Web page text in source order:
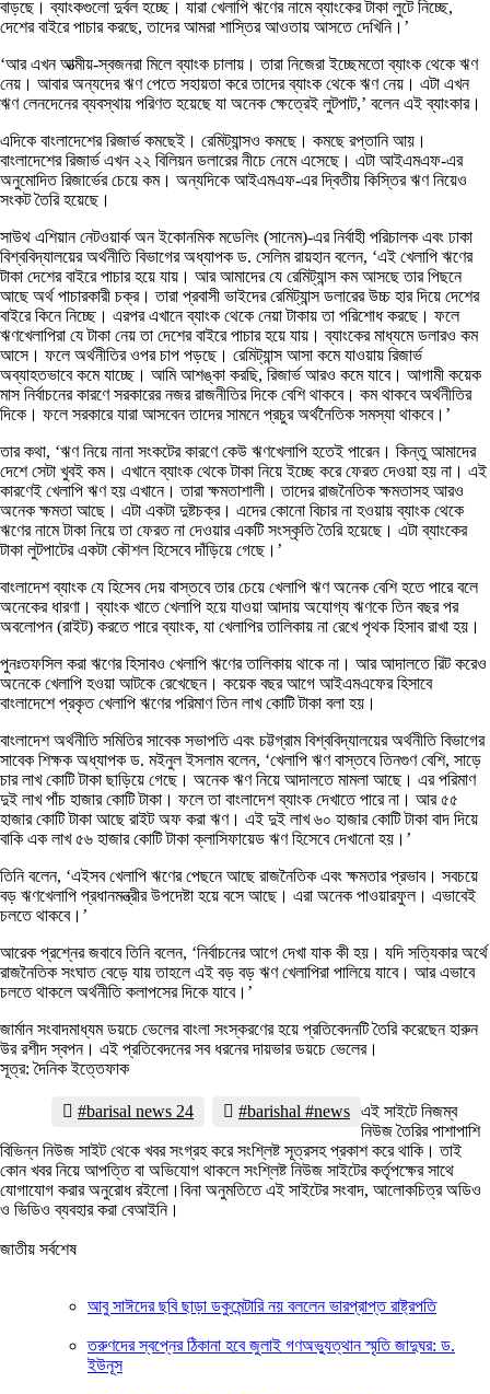
বাড়ছে। ব্যাংকগুলো দুর্বল হচ্ছে। যারা খেলাপি ঋণের নামে ব্যাংকের টাকা লুটে নিচ্ছে,
দেশের বাইরে পাচার করছে, তাদের আমরা শাস্তির আওতায় আসতে দেখিনি।’
‘আর এখন আত্মীয়-স্বজনরা মিলে ব্যাংক চালায়। তারা নিজেরা ইচ্ছেমতো ব্যাংক থেকে ঋণ
নেয়। আবার অন্যদের ঋণ পেতে সহায়তা করে তাদের ব্যাংক থেকে ঋণ নেয়। এটা এখন
ঋণ লেনদেনের ব্যবস্থায় পরিণত হয়েছে যা অনেক ক্ষেত্রেই লুটপাট,’ বলেন এই ব্যাংকার।
এদিকে বাংলাদেশের রিজার্ভ কমছেই। রেমিট্যান্সও কমছে। কমছে রপ্তানি আয়।
বাংলাদেশের রিজার্ভ এখন ২২ বিলিয়ন ডলারের নীচে নেমে এসেছে। এটা আইএমএফ-এর
অনুমোদিত রিজার্ভের চেয়ে কম। অন্যদিকে আইএমএফ-এর দ্বিতীয় কিস্তির ঋণ নিয়েও
সংকট তৈরি হয়েছে।
সাউথ এশিয়ান নেটওয়ার্ক অন ইকোনমিক মডেলিং (সানেম)-এর নির্বাহী পরিচালক এবং ঢাকা
বিশ্ববিদ্যালয়ের অর্থনীতি বিভাগের অধ্যাপক ড. সেলিম রায়হান বলেন, ‘এই খেলাপি ঋণের
টাকা দেশের বাইরে পাচার হয়ে যায়। আর আমাদের যে রেমিট্যান্স কম আসছে তার পিছনে
আছে অর্থ পাচারকারী চক্র। তারা প্রবাসী ভাইদের রেমিট্যান্স ডলারের উচ্চ হার দিয়ে দেশের
বাইরে কিনে নিচ্ছে। এরপর এখানে ব্যাংক থেকে নেয়া টাকায় তা পরিশোধ করছে। ফলে
ঋণখেলাপিরা যে টাকা নেয় তা দেশের বাইরে পাচার হয়ে যায়। ব্যাংকের মাধ্যমে ডলারও কম
আসে। ফলে অর্থনীতির ওপর চাপ পড়ছে। রেমিট্যান্স আসা কমে যাওয়ায় রিজার্ভ
অব্যাহতভাবে কমে যাচ্ছে। আমি আশঙ্কা করছি, রিজার্ভ আরও কমে যাবে। আগামী কয়েক
মাস নির্বাচনের কারণে সরকারের নজর রাজনীতির দিকে বেশি থাকবে। কম থাকবে অর্থনীতির
দিকে। ফলে সরকারে যারা আসবেন তাদের সামনে প্রচুর অর্থনৈতিক সমস্যা থাকবে।’
তার কথা, ‘ঋণ নিয়ে নানা সংকটের কারণে কেউ ঋণখেলাপি হতেই পারেন। কিন্তু আমাদের
দেশে সেটা খুবই কম। এখানে ব্যাংক থেকে টাকা নিয়ে ইচ্ছে করে ফেরত দেওয়া হয় না। এই
কারণেই খেলাপি ঋণ হয় এখানে। তারা ক্ষমতাশালী। তাদের রাজনৈতিক ক্ষমতাসহ আরও
অনেক ক্ষমতা আছে। এটা একটা দুষ্টচক্র। এদের কোনো বিচার না হওয়ায় ব্যাংক থেকে
ঋণের নামে টাকা নিয়ে তা ফেরত না দেওয়ার একটি সংস্কৃতি তৈরি হয়েছে। এটা ব্যাংকের
টাকা লুটপাটের একটা কৌশল হিসেবে দাঁড়িয়ে গেছে।’
বাংলাদেশ ব্যাংক যে হিসেব দেয় বাস্তবে তার চেয়ে খেলাপি ঋণ অনেক বেশি হতে পারে বলে
অনেকের ধারণা। ব্যাংক খাতে খেলাপি হয়ে যাওয়া আদায় অযোগ্য ঋণকে তিন বছর পর
অবলোপন (রাইট) করতে পারে ব্যাংক, যা খেলাপির তালিকায় না রেখে পৃথক হিসাব রাখা হয়।
পুনঃতফসিল করা ঋণের হিসাবও খেলাপি ঋণের তালিকায় থাকে না। আর আদালতে রিট করেও
অনেকে খেলাপি হওয়া আটকে রেখেছেন। কয়েক বছর আগে আইএমএফের হিসাবে
বাংলাদেশে প্রকৃত খেলাপি ঋণের পরিমাণ তিন লাখ কোটি টাকা বলা হয়।
বাংলাদেশ অর্থনীতি সমিতির সাবেক সভাপতি এবং চট্টগ্রাম বিশ্ববিদ্যালয়ের অর্থনীতি বিভাগের
সাবেক শিক্ষক অধ্যাপক ড. মইনুল ইসলাম বলেন, ‘খেলাপি ঋণ বাস্তবে তিনগুণ বেশি, সাড়ে
চার লাখ কোটি টাকা ছাড়িয়ে গেছে। অনেক ঋণ নিয়ে আদালতে মামলা আছে। এর পরিমাণ
দুই লাখ পাঁচ হাজার কোটি টাকা। ফলে তা বাংলাদেশ ব্যাংক দেখাতে পারে না। আর ৫৫
হাজার কোটি টাকা আছে রাইট অফ করা ঋণ। এই দুই লাখ ৬০ হাজার কোটি টাকা বাদ দিয়ে
বাকি এক লাখ ৫৬ হাজার কোটি টাকা ক্লাসিফায়েড ঋণ হিসেবে দেখানো হয়।’
তিনি বলেন, ‘এইসব খেলাপি ঋণের পেছনে আছে রাজনৈতিক এবং ক্ষমতার প্রভাব। সবচয়ে
বড় ঋণখেলাপি প্রধানমন্ত্রীর উপদেষ্টা হয়ে বসে আছে। এরা অনেক পাওয়ারফুল। এভাবেই
চলতে থাকবে।’
আরেক প্রশ্নের জবাবে তিনি বলেন, ‘নির্বাচনের আগে দেখা যাক কী হয়। যদি সত্যিকার অর্থে
রাজনৈতিক সংঘাত বেড়ে যায় তাহলে এই বড় বড় ঋণ খেলাপিরা পালিয়ে যাবে। আর এভাবে
চলতে থাকলে অর্থনীতি কলাপসের দিকে যাবে।’
জার্মান সংবাদমাধ্যম ডয়চে ভেলের বাংলা সংস্করণের হয়ে প্রতিবেদনটি তৈরি করেছেন হারুন
উর রশীদ স্বপন। এই প্রতিবেদনের সব ধরনের দায়ভার ডয়চে ভেলের।
সূত্র: দৈনিক ইত্তেফাক
#barisal news 24 #barishal #news এই সাইটে নিজম্ব
নিউজ তৈরির পাশাপাশি
বিভিন্ন নিউজ সাইট থেকে খবর সংগ্রহ করে সংশ্লিষ্ট সূত্রসহ প্রকাশ করে থাকি। তাই
কোন খবর নিয়ে আপত্তি বা অভিযোগ থাকলে সংশ্লিষ্ট নিউজ সাইটের কর্তৃপক্ষের সাথে
যোগাযোগ করার অনুরোধ রইলো।বিনা অনুমতিতে এই সাইটের সংবাদ, আলোকচিত্র অডিও
ও ভিডিও ব্যবহার করা বেআইনি।
জাতীয় সর্বশেষ
আবু সাঈদের ছবি ছাড়া ডকুমেন্টারি নয় বললেন ভারপ্রাপ্ত রাষ্ট্রপতি
তরুণদের স্বপ্নের ঠিকানা হবে জুলাই গণঅভ্যুত্থান স্মৃতি জাদুঘর: ড.
ইউনূস